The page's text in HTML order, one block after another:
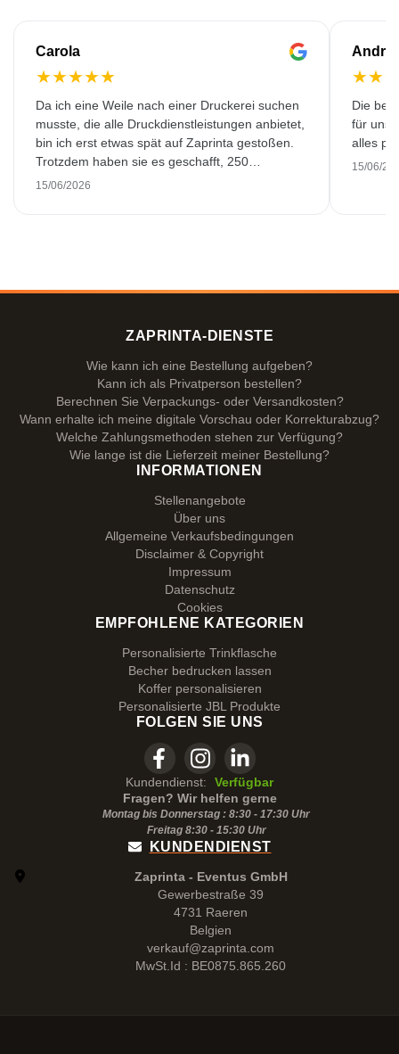
Carola
★★★★★
Da ich eine Weile nach einer Druckerei suchen
musste, die alle Druckdienstleistungen anbietet,
bin ich erst etwas spät auf Zaprinta gestoßen.
Trotzdem haben sie es geschafft, 250
wunderschön bedruckte Emaillebecher
15/06/2026
★★
Die
für
alles
15/06/
ZAPRINTA-DIENSTE
Wie kann ich eine Bestellung aufgeben?
Kann ich als Privatperson bestellen?
Berechnen Sie Verpackungs- oder Versandkosten?
Wann erhalte ich meine digitale Vorschau oder Korrekturabzug?
Welche Zahlungsmethoden stehen zur Verfügung?
Wie lange ist die Lieferzeit meiner Bestellung?
INFORMATIONEN
Stellenangebote
Über uns
Allgemeine Verkaufsbedingungen
Disclaimer & Copyright
Impressum
Datenschutz
Cookies
EMPFOHLENE KATEGORIEN
Personalisierte Trinkflasche
Becher bedrucken lassen
Koffer personalisieren
Personalisierte JBL Produkte
FOLGEN SIE UNS
Kundendienst:
Verfügbar
Fragen? Wir helfen gerne
Montag bis Donnerstag : 8:30 - 17:30 Uhr
Freitag 8:30 - 15:30Uhr
KUNDENDIENST
Zaprinta - Eventus GmbH
Gewerbestraße 39
4731 Raeren
Belgien
verkauf@zaprinta.com
MwSt.Id : BE0875.865.260